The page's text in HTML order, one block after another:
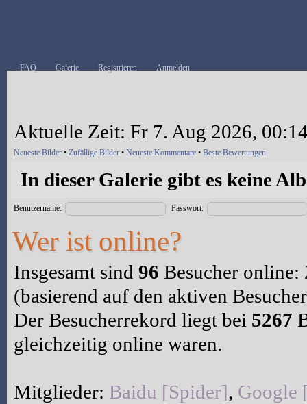
FAQ Galerie Registrieren Anmelden
Aktuelle Zeit: Fr 7. Aug 2026,
Neueste Bilder • Zufällige Bilder • Neueste Kommentare • Beste Bewertungen
In dieser Galerie gibt es keine
Benutzername: Passwort:
Wer ist online?
Insgesamt sind 96 Besucher online:
(basierend auf den aktiven
Der Besucherrekord liegt bei 5267
gleichzeitig online waren.
Mitglieder: Baidu [Spider], Google